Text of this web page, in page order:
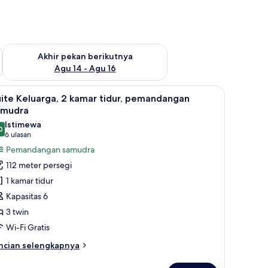
Agu 7 - Agu 9
Akhir pekan berikutnya
Agu 14 - Agu 16
Periksa ketersediaan untuk akhir pekan berikutnya Agu 14 -
premium
premium 1 kamar tidur, seprai katun Mesir, dan seprai
9
Keluarga, 2 kamar tidur, pemandangan
dari 10
Istimewa
6 ulasan
(6
ulasan)
Pemandangan samudra
112 meter persegi
1 kamar tidur
Kapasitas 6
3 twin
Wi-Fi Gratis
selengkapnya